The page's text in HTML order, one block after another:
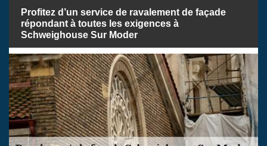
Profitez d’un service de ravalement de façade
répondant à toutes les exigences à
Schweighouse Sur Moder